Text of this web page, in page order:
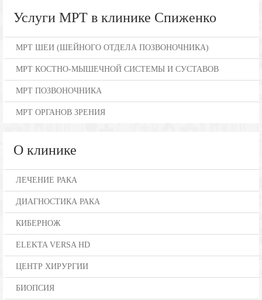
Услуги МРТ в клинике Спиженко
МРТ ШЕИ (ШЕЙНОГО ОТДЕЛА ПОЗВОНОЧНИКА)
МРТ КОСТНО-МЫШЕЧНОЙ СИСТЕМЫ И СУСТАВОВ
МРТ ПОЗВОНОЧНИКА
МРТ ОРГАНОВ ЗРЕНИЯ
О клинике
ЛЕЧЕНИЕ РАКА
ДИАГНОСТИКА РАКА
КИБЕРНОЖ
ELEKTA VERSA HD
ЦЕНТР ХИРУРГИИ
БИОПСИЯ